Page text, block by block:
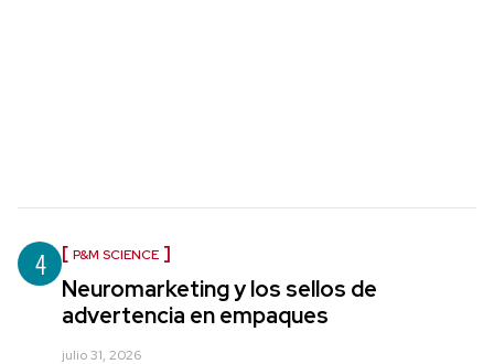
4 P&M SCIENCE
Neuromarketing y los sellos de
advertencia en empaques
julio 31, 2026